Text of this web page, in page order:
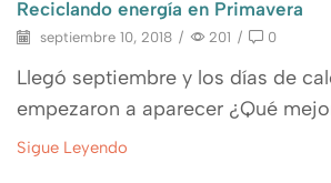
Reciclando energía en Primavera
septiembre 10, 2018 / 201 / 0
Llegó septiembre y los días de
empezaron a aparecer ¿Qué
Sigue Leyendo